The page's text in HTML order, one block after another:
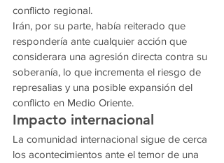
conflicto regional.
Irán, por su parte, había reiterado que
respondería ante cualquier acción que
considerara una agresión directa contra su
soberanía, lo que incrementa el riesgo de
represalias y una posible expansión del
conflicto en Medio Oriente.
Impacto internacional
La comunidad internacional sigue de cerca
los acontecimientos ante el temor de una